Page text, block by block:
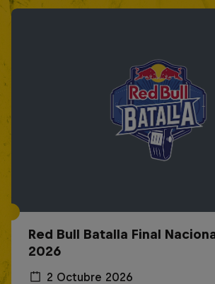
Red Bull Batalla Final
2026
2 Octubre 2026